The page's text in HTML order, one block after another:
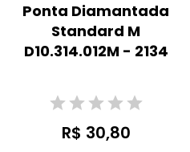
Ponta Diamantada
Standard M
D10.314.012M - 2134
R$ 30,80